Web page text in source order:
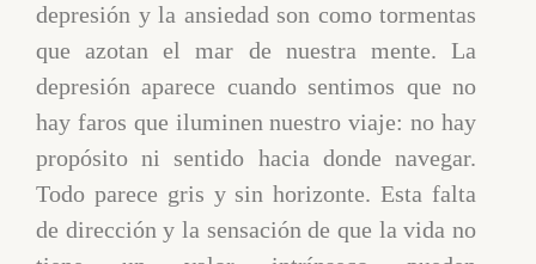
depresión y la ansiedad son como tormentas
que azotan el mar de nuestra mente. La
depresión aparece cuando sentimos que no
hay faros que iluminen nuestro viaje: no hay
propósito ni sentido hacia donde navegar.
Todo parece gris y sin horizonte. Esta falta
de dirección y la sensación de que la vida no